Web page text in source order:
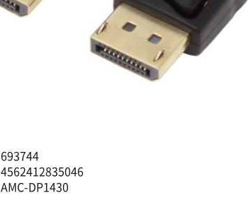
693744
4562412835046
AMC-DP1430